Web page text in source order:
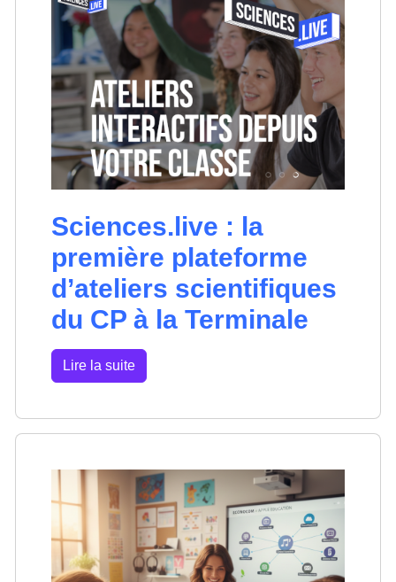
Sciences.live : la
première plateforme
d’ateliers scientifiques
du CP à la Terminale
Lire la suite